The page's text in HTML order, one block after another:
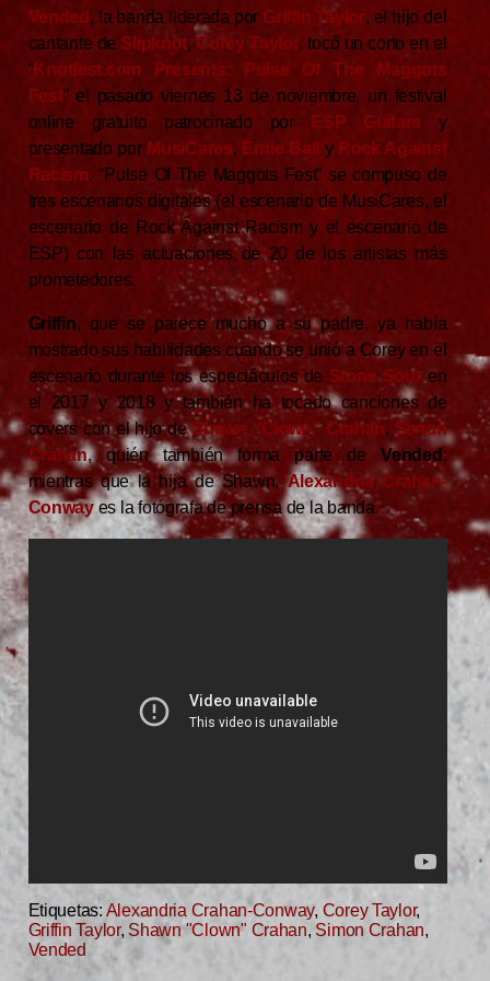
Vended , la banda liderada por Griffin Taylor, el hijo del
cantante de Slipknot, Corey Taylor, tocó un corto en el
“Knotfest.com Presents: Pulse Of The Maggots
Fest” el pasado viernes 13 de noviembre, un festival
online gratuito patrocinado por
ESP Guitars y
presentado por MusiCares, Ernie Ball y Rock Against
Racism. “Pulse Of The Maggots Fest” se compuso de
tres escenarios digitales (el escenario de MusiCares, el
escenario de Rock Against Racism y el escenario de
ESP) con las actuaciones de 20 de los artistas más
prometedores.
Griffin, que se parece mucho a su padre, ya había
mostrado sus habilidades cuando se unió a Corey en el
escenario durante los espectáculos de Stone Souren
el 2017 y 2018 y también ha tocado canciones de
covers con el hijo deShawn “Clown” Crahan, Simon
Crahan, quién también forma parte deVended ;
mientras que la hija de Shawn,Alexandria Crahan-
Conwayes la fotógrafa de prensa de la banda.
Etiquetas: Alexandria Crahan-Conway, Corey Taylor,
Griffin Taylor, Shawn "Clown" Crahan, Simon Crahan,
Vended